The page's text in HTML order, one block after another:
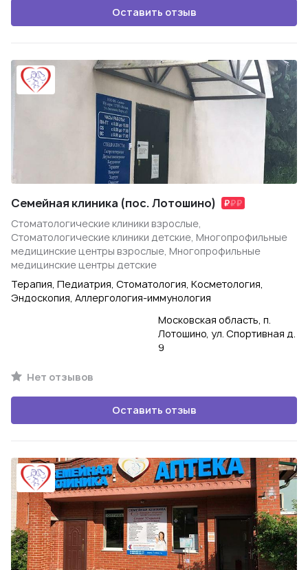
Оставить отзыв
Семейная клиника (пос. Лотошино)
Стоматологические клиники взрослые,
Стоматологические клиники детские, Многопрофильные
медицинские центры взрослые, Многопрофильные
медицинские центры детские
Терапия, Педиатрия, Стоматология, Косметология,
Эндоскопия, Аллергология-иммунология
Московская область, п.
Лотошино, ул. Спортивная д.
9
Нет отзывов
Оставить отзыв